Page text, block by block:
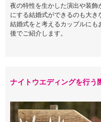
夜の特性を生かした演出や装
にする結婚式ができるのも大
結婚式をと考えるカップルに
後でご紹介します。
ナイトウエディングを行う